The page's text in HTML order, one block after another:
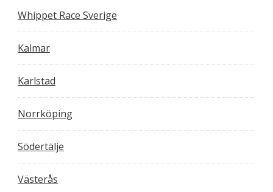
Whippet Race Sverige
Kalmar
Karlstad
Norrköping
Södertälje
Västerås